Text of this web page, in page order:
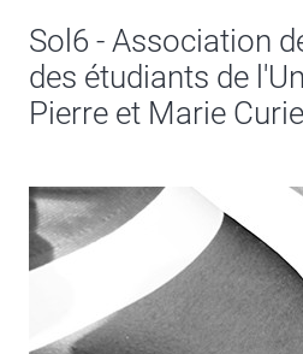
Sol6 - Association
des étudiants de
Pierre et Marie Curie